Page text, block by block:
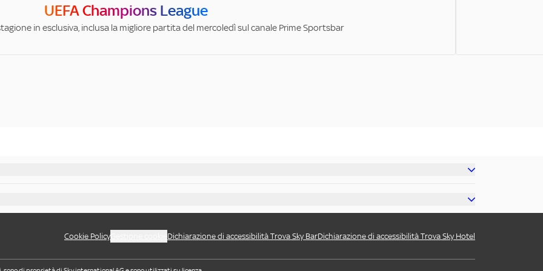
UEFA Champions League
in esclusiva, inclusa la migliore partita del mercoledì sul canale Prime Sportsbar
Cookie Policy Dichiarazione di accessibilità Trova Sky BarDichiarazione di accessibilità Trova Sky Hotel